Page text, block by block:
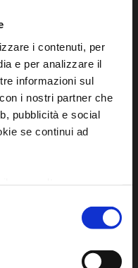
i contenuti, per
e per analizzare il
informazioni sul
i nostri partner che
pubblicità e social
se continui ad
turistica
Bassa Romagna
13